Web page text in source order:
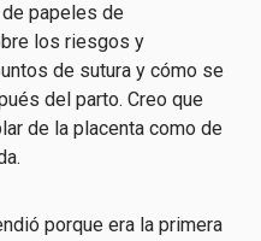
papeles de
los riesgos y
de sutura y cómo se
del parto. Creo que
de la placenta como de
porque era la primera